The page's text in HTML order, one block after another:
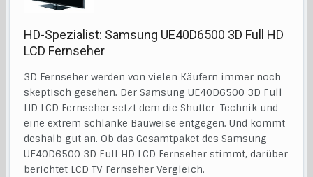
HD-Spezialist: Samsung UE40D6500 3D Full HD
LCD Fernseher
3D Fernseher werden von vielen Käufern immer noch
skeptisch gesehen. Der Samsung UE40D6500 3D Full
HD LCD Fernseher setzt dem die Shutter-Technik und
eine extrem schlanke Bauweise entgegen. Und kommt
deshalb gut an. Ob das Gesamtpaket des Samsung
UE40D6500 3D Full HD LCD Fernseher stimmt, darüber
berichtet LCD TV Fernseher Vergleich.